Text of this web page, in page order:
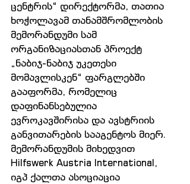
ცენტრის“ დირექტორმა, თათია
ხოჭოლავამ თანამშრომლობის
მემორანდუმი სამ
ორგანიზაციასთან პროექტ
„ნაბიჯ-ნაბიჯ უკეთესი
მომავლისკენ“ ფარგლებში
გააფორმა, რომელიც
დაფინანსებულია
ევროკავშირისა და ავსტრიის
განვითარების სააგენტოს მიერ.
მემორანდუმის მიხედვით
Hilfswerk Austria International,
იგპ ქალთა ასოციაცია